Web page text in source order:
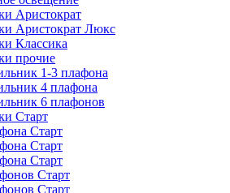
Аристократ
Аристократ Люкс
Классика
прочие
1-3 плафона
4 плафона
6 плафонов
Старт
Старт
Старт
Старт
Старт
Старт